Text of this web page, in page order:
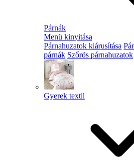
Párnák
Menü kinyitása
Párnahuzatok kiárusítása
párnák Szőrös párnahuzatok
Gyerek textil